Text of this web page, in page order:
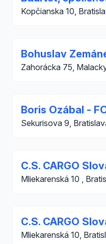
Kopčianska 10,
Bohuslav
Zahorácka 75,
Boris Ozábal -
Sekurisova 9,
C.S. CARGO
Mliekarenská 10 ,
C.S. CARGO
Mliekarenská 10,